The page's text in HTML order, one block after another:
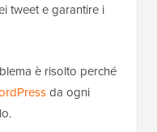
tweet e garantire i
è risolto perché
da ogni